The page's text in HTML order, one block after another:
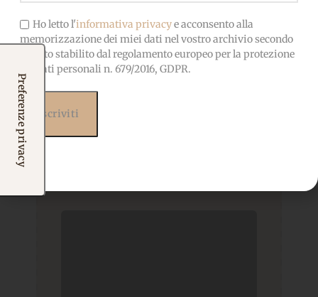
Potrebbero interessarti
Ho letto l'informativa privacye acconsento alla
memorizzazione dei miei dati nel vostro archivio secondo
quanto stabilito dal regolamento europeo per la protezione
dei dati personali n. 679/2016, GDPR.